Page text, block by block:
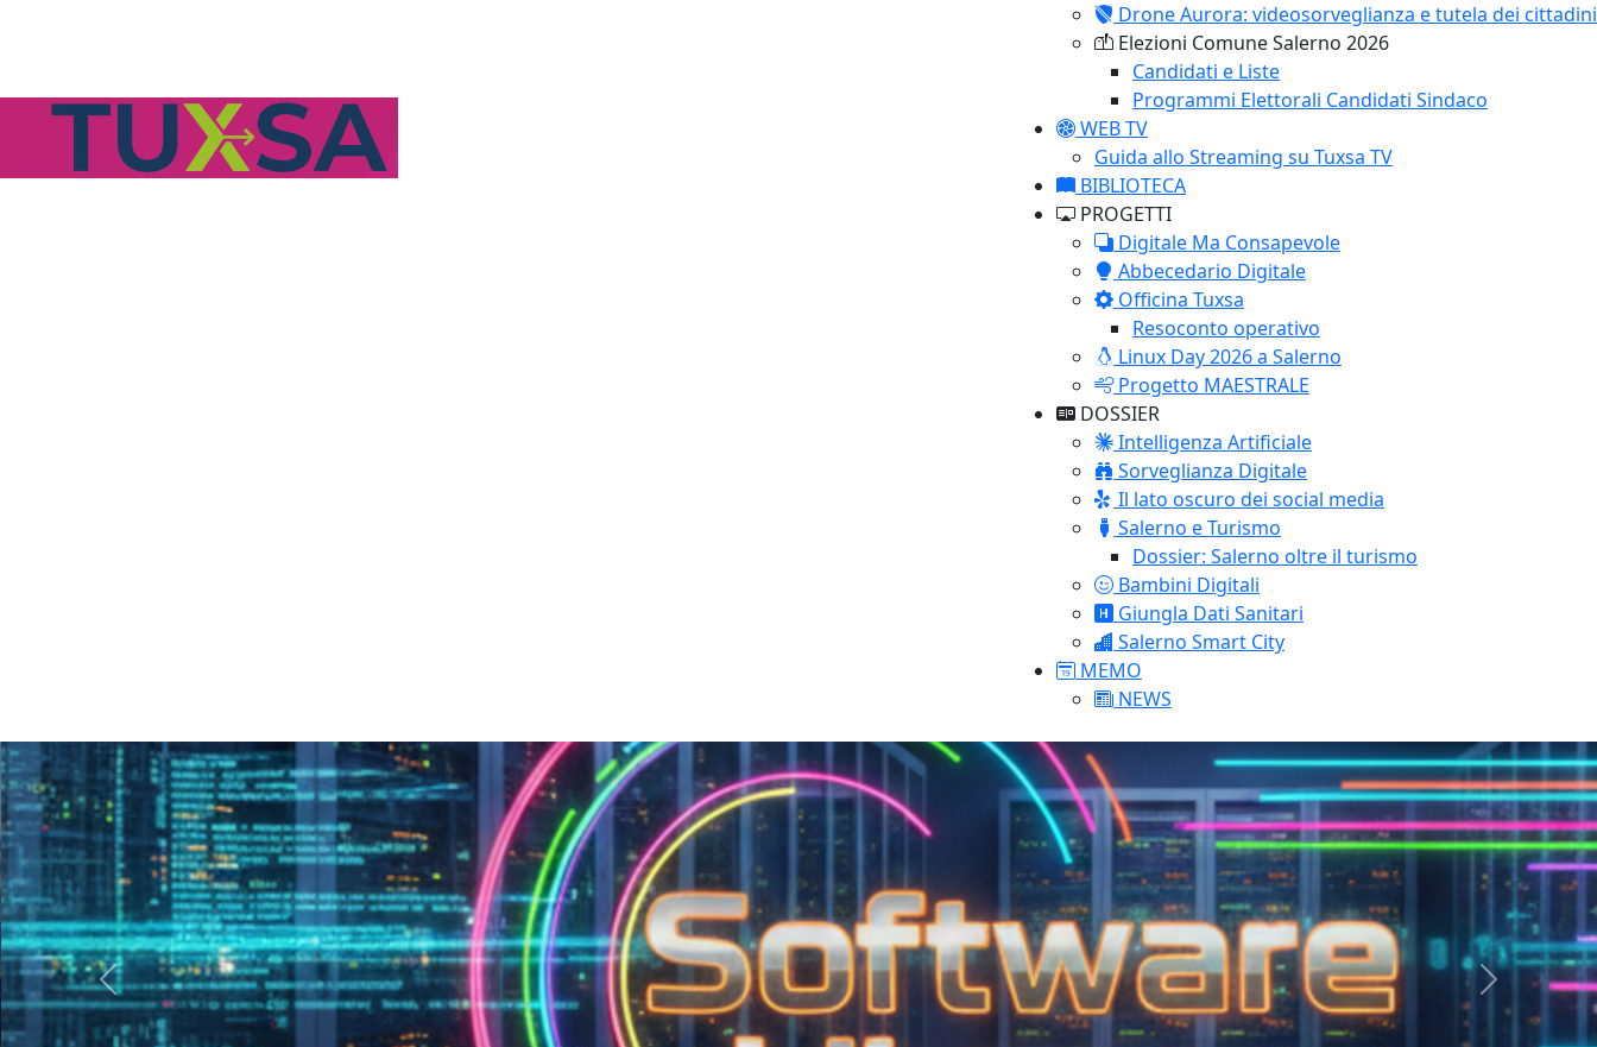
Drone Aurora: videosorveglianza e tutela dei cittadini
Elezioni Comune Salerno 2026
Candidati e Liste
Programmi Elettorali Candidati Sindaco
WEB TV
Guida allo Streaming su Tuxsa TV
BIBLIOTECA
PROGETTI
Digitale Ma Consapevole
Abbecedario Digitale
Officina Tuxsa
Resoconto operativo
Linux Day 2026 a Salerno
Progetto MAESTRALE
DOSSIER
Intelligenza Artificiale
Sorveglianza Digitale
Il lato oscuro dei social media
Salerno e Turismo
Dossier: Salerno oltre il turismo
Bambini Digitali
Giungla Dati Sanitari
Salerno Smart City
MEMO
NEWS
Precedente Successivo